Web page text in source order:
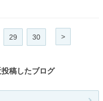
29 30 >
稿したブログ